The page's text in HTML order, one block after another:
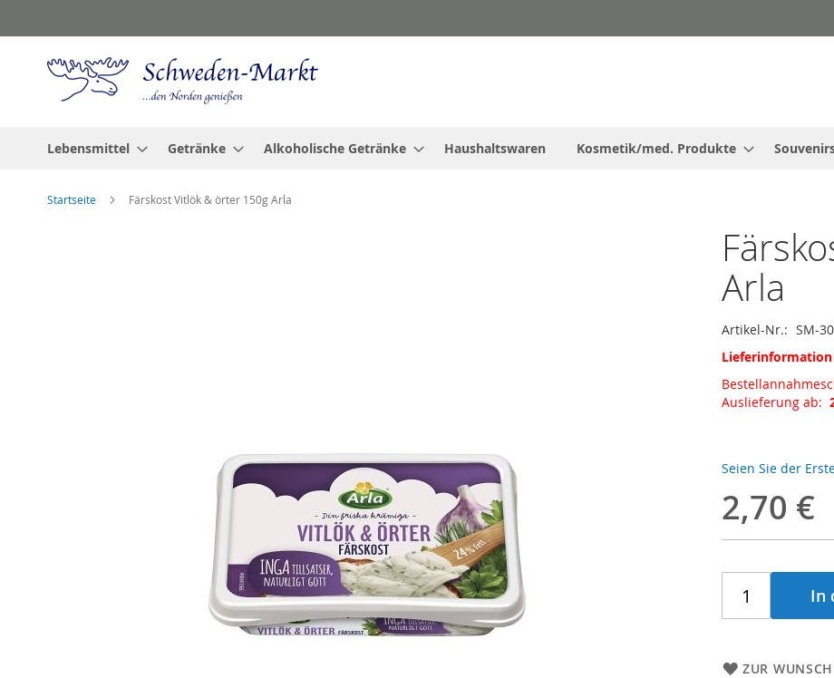
Inhalt
Lebensmittel Getränke Alkoholische Getränke Haushaltswaren Kosmetik/med. Produkte
Startseite Färskost Vitlök & örter 150g Arla
Arla
Artikel-Nr.
SM-
Lieferinformation
Auslieferung ab:
Seien Sie der
2,70 €
In
ZUR